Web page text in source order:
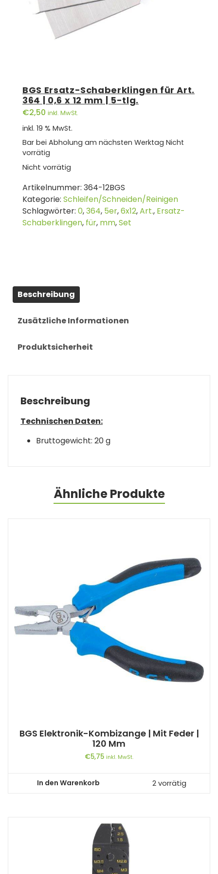
BGS Ersatz-Schaberklingen für Art.
364 | 0,6 x 12 mm | 5-tlg.
€2,50 inkl. MwSt.
inkl. 19 % MwSt.
Bar bei Abholung am nächsten Werktag Nicht
vorrätig
Nicht vorrätig
Artikelnummer: 364-12BGS
Kategorie: Schleifen/Schneiden/Reinigen
Schlagwörter: 0,364, 5er,6x12,Art., Ersatz-
Schaberklingen, für, mm,Set
Beschreibung
Zusätzliche Informationen
Produktsicherheit
Beschreibung
Technischen Daten:
Bruttogewicht: 20 g
Ähnliche Produkte
BGS Elektronik-Kombizange | Mit Feder |
120 Mm
€5,75 inkl. MwSt.
In den Warenkorb 2 vorrätig